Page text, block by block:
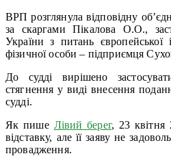
ВРП розглянула відповідну
за скаргами Пікалова О.О.,
України з питань
фізичної особи – підприємця
До судді вирішено
стягнення у виді внесення
судді.
Як пише Лівий берег, 23 квітня
відставку, але її заяву не
провадження.